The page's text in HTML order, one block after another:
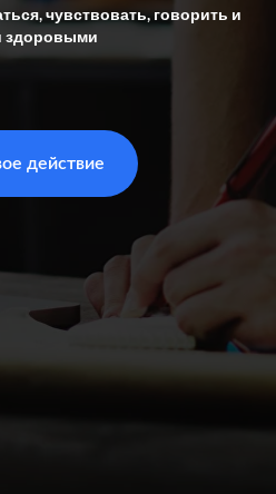
чувствовать, говорить и
здоровыми
действие